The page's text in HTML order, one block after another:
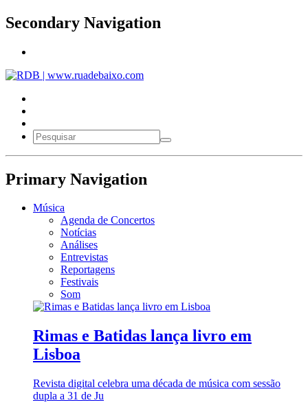
Secondary Navigation
Primary Navigation
Música
Agenda de Concertos
Notícias
Análises
Entrevistas
Reportagens
Festivais
Som
Rimas e Batidas lança livro em
Lisboa
Revista digital celebra uma década de música com sessão
dupla a 31 de Ju